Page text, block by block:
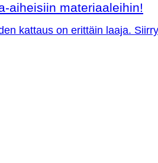
aiheisiin materiaaleihin!
kattaus on erittäin laaja.